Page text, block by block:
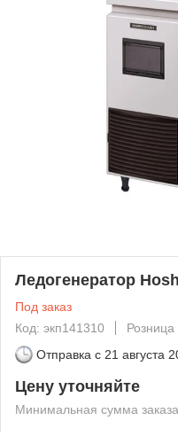
Ледогенератор
Под заказ
Код: экп141310
Розница
Отправка с 21 августа
Цену уточняйте
Минимальная сумма